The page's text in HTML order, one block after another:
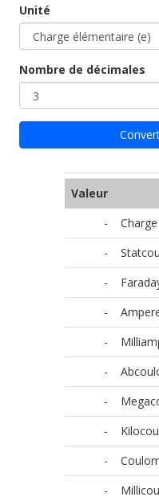
Unité
Nombre de décimales
Valeur
-
-
-
-
-
-
-
-
-
-